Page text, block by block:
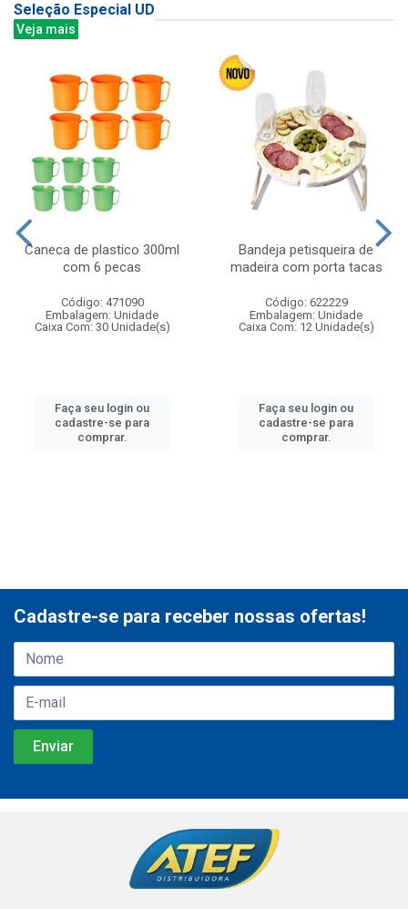
Seleção Especial UD
Veja mais
Caneca de plastico 300ml
com 6 pecas
Código: 471090
Embalagem: Unidade
Caixa Com: 30 Unidade(s)
Faça seu login ou
cadastre-se para
comprar.
Bandeja petisqueira de
madeira com porta tacas
Código: 622229
Embalagem: Unidade
Caixa Com: 12 Unidade(s)
Faça seu login ou
cadastre-se para
comprar.
Cadastre-se para receber nossas ofertas!